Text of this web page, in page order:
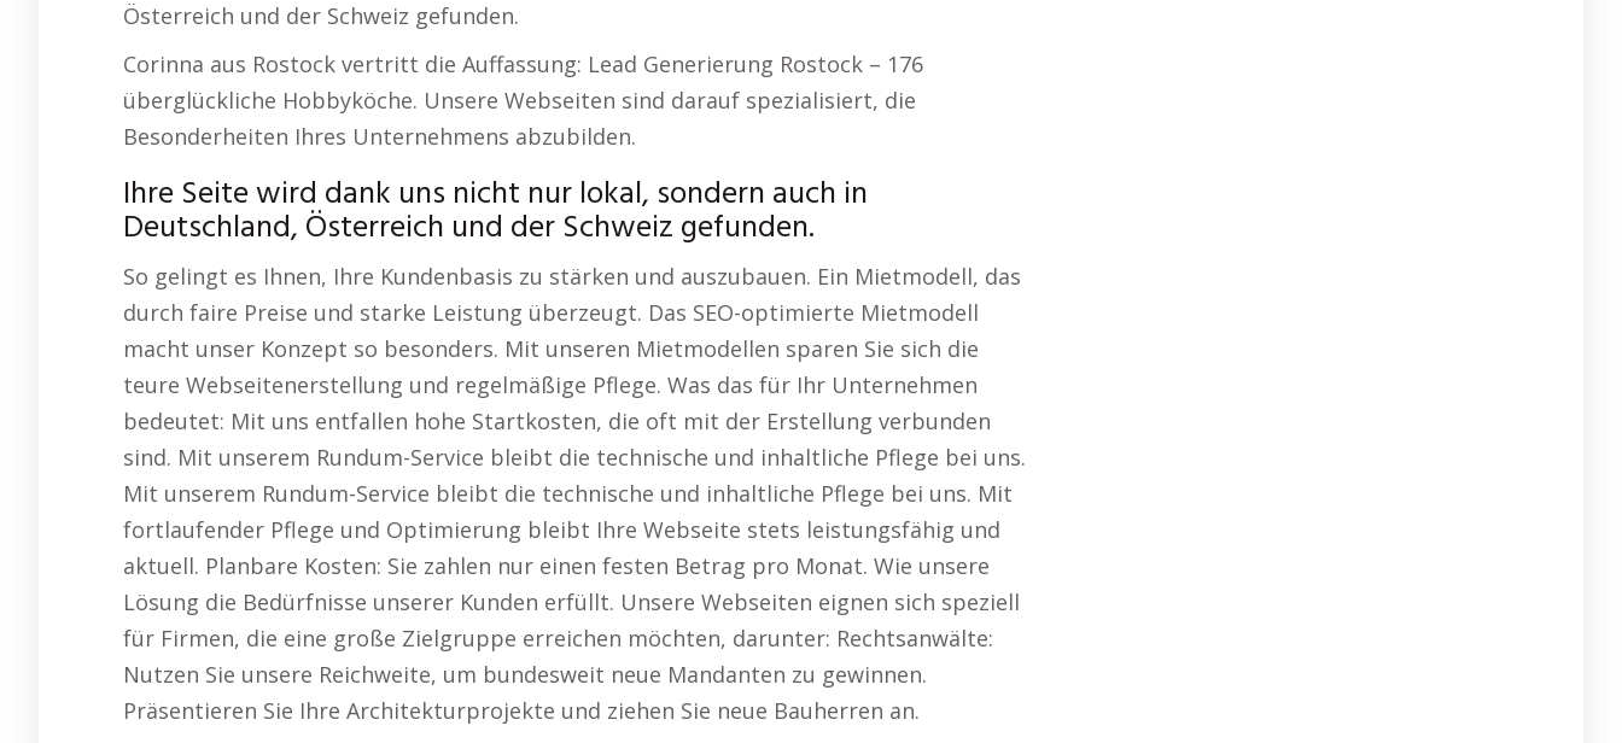
Österreich und der Schweiz gefunden.
Corinna aus Rostock vertritt die Auffassung: Lead Generierung Rostock – 176
überglückliche Hobbyköche. Unsere Webseiten sind darauf spezialisiert, die
Besonderheiten Ihres Unternehmens abzubilden.
Ihre Seite wird dank uns nicht nur lokal, sondern auch in
Deutschland, Österreich und der Schweiz gefunden.
So gelingt es Ihnen, Ihre Kundenbasis zu stärken und auszubauen. Ein Mietmodell, das
durch faire Preise und starke Leistung überzeugt. Das SEO-optimierte Mietmodell
macht unser Konzept so besonders. Mit unseren Mietmodellen sparen Sie sich die
teure Webseitenerstellung und regelmäßige Pflege. Was das für Ihr Unternehmen
bedeutet: Mit uns entfallen hohe Startkosten, die oft mit der Erstellung verbunden
sind. Mit unserem Rundum-Service bleibt die technische und inhaltliche Pflege bei uns.
Mit unserem Rundum-Service bleibt die technische und inhaltliche Pflege bei uns. Mit
fortlaufender Pflege und Optimierung bleibt Ihre Webseite stets leistungsfähig und
aktuell. Planbare Kosten: Sie zahlen nur einen festen Betrag pro Monat. Wie unsere
Lösung die Bedürfnisse unserer Kunden erfüllt. Unsere Webseiten eignen sich speziell
für Firmen, die eine große Zielgruppe erreichen möchten, darunter: Rechtsanwälte:
Nutzen Sie unsere Reichweite, um bundesweit neue Mandanten zu gewinnen.
Präsentieren Sie Ihre Architekturprojekte und ziehen Sie neue Bauherren an.